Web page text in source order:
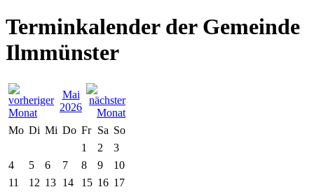
Terminkalender der Gemeinde
Ilmmünster
Mai
2026
Mo Di Mi Do Fr Sa So
1
2
3
4
5 6 7 8 9
10
11
12 13 14 15 16 17